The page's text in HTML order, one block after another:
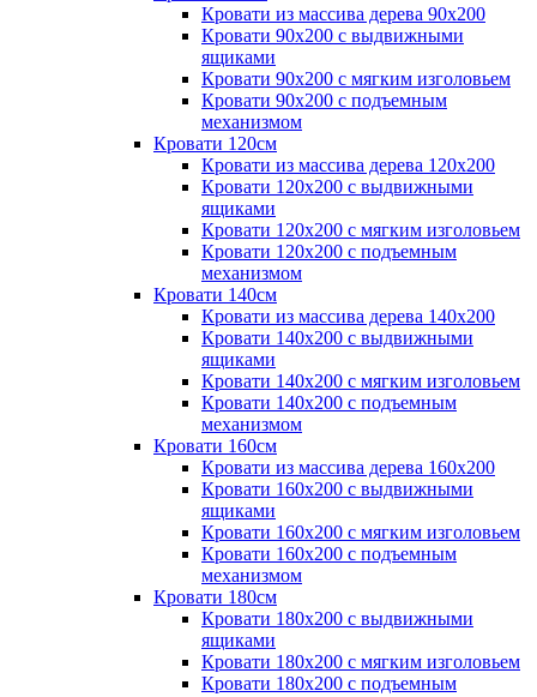
Кровати из массива дерева 90х200
Кровати 90х200 с выдвижными
ящиками
Кровати 90х200 с мягким изголовьем
Кровати 90х200 с подъемным
механизмом
Кровати 120см
Кровати из массива дерева 120х200
Кровати 120х200 с выдвижными
ящиками
Кровати 120х200 с мягким изголовьем
Кровати 120х200 с подъемным
механизмом
Кровати 140см
Кровати из массива дерева 140х200
Кровати 140х200 с выдвижными
ящиками
Кровати 140х200 с мягким изголовьем
Кровати 140х200 с подъемным
механизмом
Кровати 160см
Кровати из массива дерева 160х200
Кровати 160х200 с выдвижными
ящиками
Кровати 160х200 с мягким изголовьем
Кровати 160х200 с подъемным
механизмом
Кровати 180см
Кровати 180х200 с выдвижными
ящиками
Кровати 180х200 с мягким изголовьем
Кровати 180х200 с подъемным